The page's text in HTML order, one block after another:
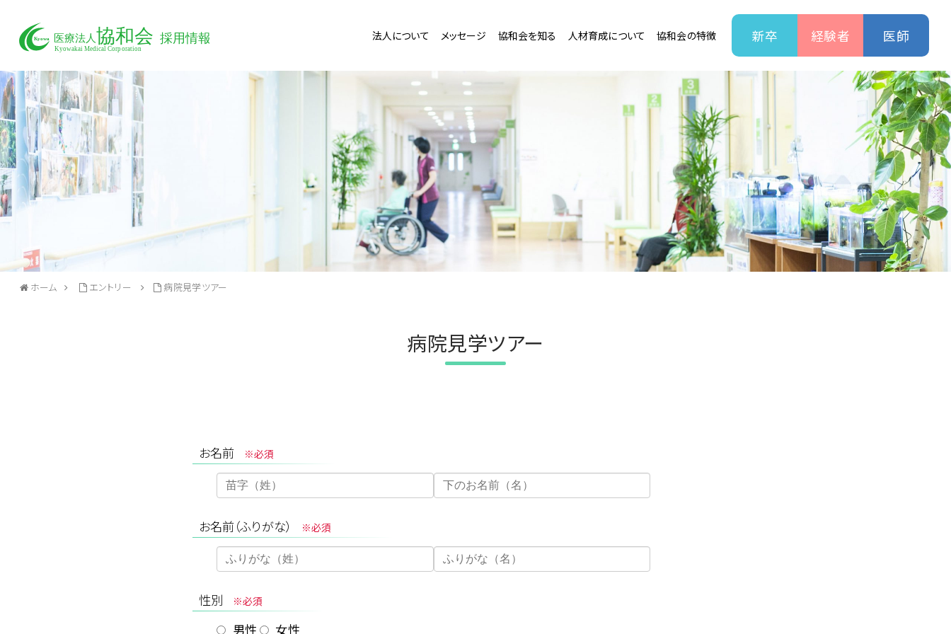
法人について メッセージ 協和会を知る 人材育成について 協和会の特徴 新卒 経験者 医師
ホーム エントリー 病院見学ツアー
病院見学ツアー
お名前 ※必須
お名前（ふりがな） ※必須
性別 ※必須
男性 女性